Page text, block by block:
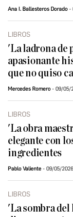
Ana I. Ballesteros Dorado
LIBROS
'La ladrona de
apasionante
que no quiso
Mercedes Romero 09/05/
LIBROS
'La obra
elegante con
ingredientes
Pablo Valiente 09/05/2026
LIBROS
'La sombra